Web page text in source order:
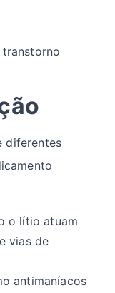
diferentes
o lítio atuam
vias de
antimaníacos